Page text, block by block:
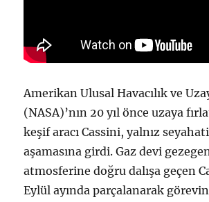
Amerikan Ulusal Havacılık ve
(NASA)’nın 20 yıl önce uzaya
keşif aracı Cassini, yalnız
aşamasına girdi. Gaz devi
atmosferine doğru dalışa geçen
Eylül ayında parçalanarak